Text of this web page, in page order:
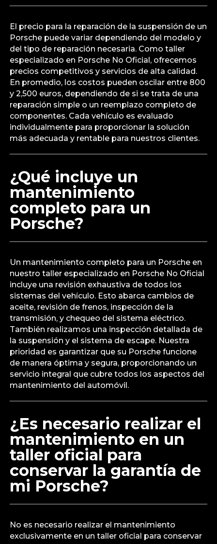
El precio para la reparación de la suspensión de un
Porsche puede variar dependiendo del modelo y
del tipo de reparación necesaria. Como taller
especializado en Porsche No Oficial, ofrecemos
precios competitivos y servicios de alta calidad.
En promedio, los costos pueden oscilar entre 800
y 2,500 euros, dependiendo de si se trata de una
reparación simple o un reemplazo completo de
componentes. Cada vehículo es evaluado
individualmente para proporcionar la solución
más adecuada y rentable para nuestros clientes.
¿Qué incluye un
mantenimiento
completo para un
Porsche?
Un mantenimiento completo para un Porsche en
nuestro taller especializado en Porsche No Oficial
incluye una revisión exhaustiva de todos los
sistemas del vehículo. Esto abarca cambios de
aceite, revisión de frenos, inspección de la
transmisión, y chequeo del sistema eléctrico.
También realizamos una inspección detallada de
la suspensión y el sistema de escape. Nuestra
prioridad es garantizar que su Porsche funcione
de manera óptima y segura, proporcionando un
servicio integral que cubre todos los aspectos del
mantenimiento del automóvil.
¿Es necesario realizar el
mantenimiento en un
taller oficial para
conservar la garantía de
mi Porsche?
No es necesario realizar el mantenimiento
exclusivamente en un taller oficial para conservar